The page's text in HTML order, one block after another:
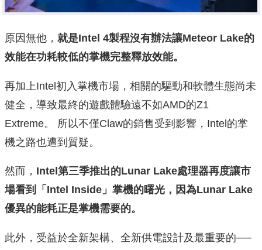
原因無他， 就是Intel 4製程沒有辦法讓Meteor Lake的
效能在功耗較低的掌機完整釋放效能。
再加上Intel初入掌機市場，相關的驅動和軟體生態尚未
健全，導致最終的遊戲體驗遠不如AMD的Z1
Extreme。 所以不僅Claw的銷售受到影響，Intel的掌
機之路也遭到質疑。
然而， Intel第三季推出的Lunar Lake處理器再度讓市
場看到「Intel Inside」掌機的曙光，因為Lunar Lake
優異的能耗正是掌機需要的。
此外，受益於全新架構、全新供電設計及最重要的──